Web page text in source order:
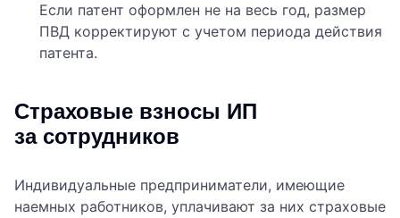
Если патент оформлен не на весь год, размер
ПВД корректируют с учетом периода действия
патента.
Страховые взносы ИП
за сотрудников
Индивидуальные предприниматели, имеющие
наемных работников, уплачивают за них страховые